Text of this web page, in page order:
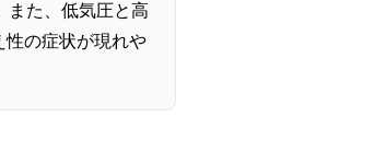
また、低気圧と高
性の症状が現れや